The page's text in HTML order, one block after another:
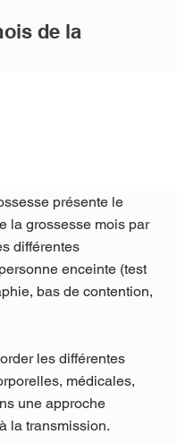
de la
présente le
la grossesse mois par
différentes
enceinte (test
bas de contention,
les différentes
médicales,
une approche
la transmission.